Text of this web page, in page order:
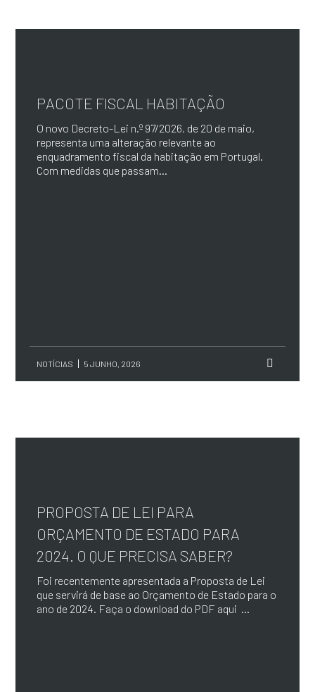
PACOTE FISCAL HABITAÇÃO
O novo Decreto-Lei n.º 97/2026, de 20 de maio,
representa uma alteração relevante ao
enquadramento fiscal da habitação em Portugal.
Com medidas que passam...
NOTÍCIAS 5 JUNHO, 2026
PROPOSTA DE LEI PARA
ORÇAMENTO DE ESTADO PARA
2024. O QUE PRECISA SABER?
Foi recentemente apresentada a Proposta de Lei
que servirá de base ao Orçamento de Estado para o
ano de 2024. Faça o download do PDF aqui ...